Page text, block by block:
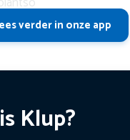
verder in onze app
Klup?